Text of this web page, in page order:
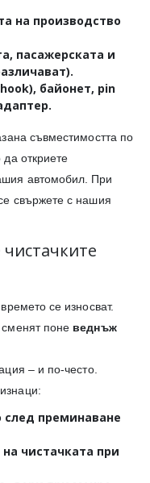
на производство
пасажерската и
байонет, pin
съвместимостта по
откриете
автомобил. При
свържете с нашия
се износват.
сменят поне веднъж
– и по-често.
след преминаване
на чистачката при